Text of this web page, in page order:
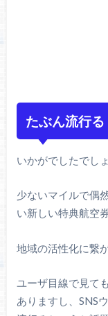
たぶん流行る
いかがでしたでし
少ないマイルで偶
い新しい特典航空
地域の活性化に繋
ユーザ目線で見て
ありますし、SNS